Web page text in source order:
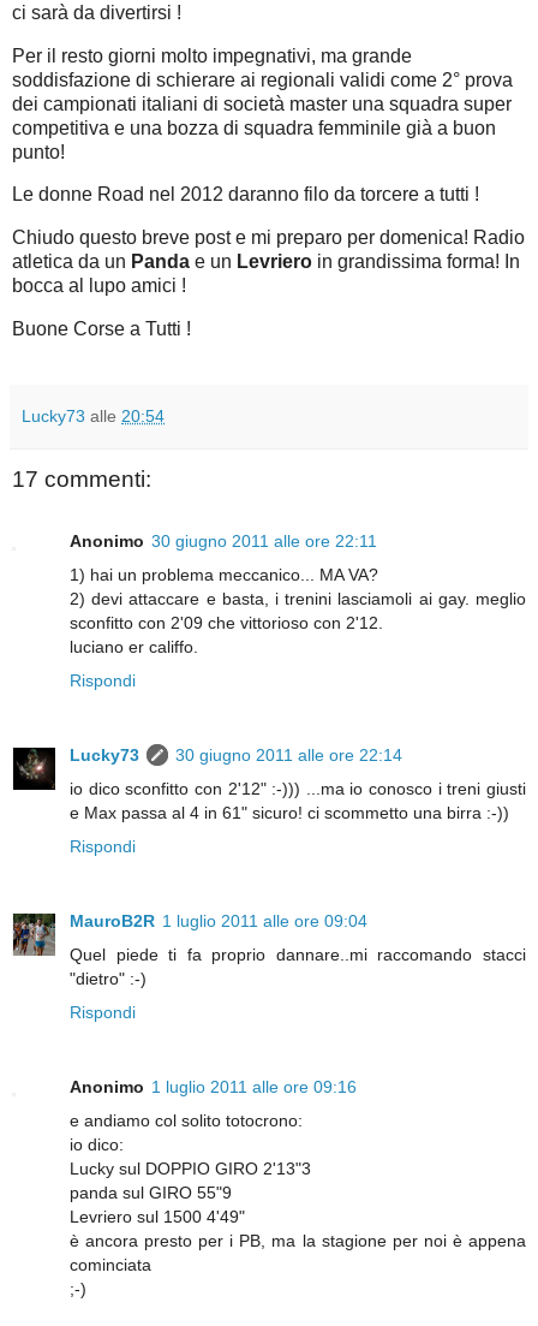
ci sarà da divertirsi !
Per il resto giorni molto impegnativi, ma grande
soddisfazione di schierare ai regionali validi come 2° prova
dei campionati italiani di società master una squadra super
competitiva e una bozza di squadra femminile già a buon
punto!
Le donne Road nel 2012 daranno filo da torcere a tutti !
Chiudo questo breve post e mi preparo per domenica! Radio
atletica da un Panda e un Levriero in grandissima forma! In
bocca al lupo amici !
Buone Corse a Tutti !
Lucky73 alle 20:54
17 commenti:
Anonimo 30 giugno 2011 alle ore 22:11
1) hai un problema meccanico... MA VA?
2) devi attaccare e basta, i trenini lasciamoli ai gay. meglio
sconfitto con 2'09 che vittorioso con 2'12.
luciano er califfo.
Rispondi
Lucky73
30 giugno 2011 alle ore 22:14
io dico sconfitto con 2'12" :-))) ...ma io conosco i treni giusti
e Max passa al 4 in 61" sicuro! ci scommetto una birra :-))
Rispondi
MauroB2R 1 luglio 2011 alle ore 09:04
Quel piede ti fa proprio dannare..mi raccomando stacci
"dietro" :-)
Rispondi
Anonimo 1 luglio 2011 alle ore 09:16
e andiamo col solito totocrono:
io dico:
Lucky sul DOPPIO GIRO 2'13"3
panda sul GIRO 55"9
Levriero sul 1500 4'49"
è ancora presto per i PB, ma la stagione per noi è appena
cominciata
;-)